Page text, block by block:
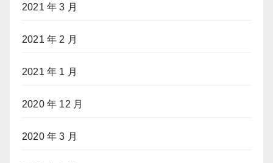
2021 年 3 月
2021 年 2 月
2021 年 1 月
2020 年 12 月
2020 年 3 月